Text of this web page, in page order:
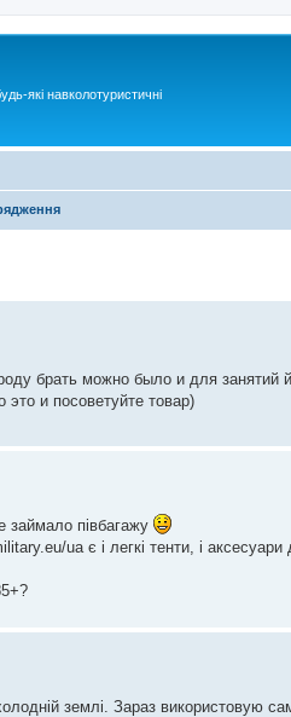
які навколотуристичні
брать можно было и для занятий
это и посоветуйте товар)
займало півбагажу
ua є і легкі тенти, і аксесуари
землі. Зараз використовую